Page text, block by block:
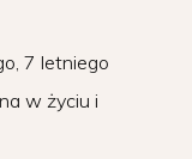
7 letniego
w życiu i